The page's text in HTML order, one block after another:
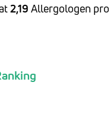
2,19 Allergologen